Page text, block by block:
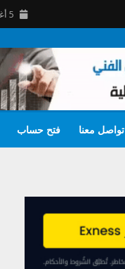
5 أغسطس، 2026
تواصل معنا فتح حساب